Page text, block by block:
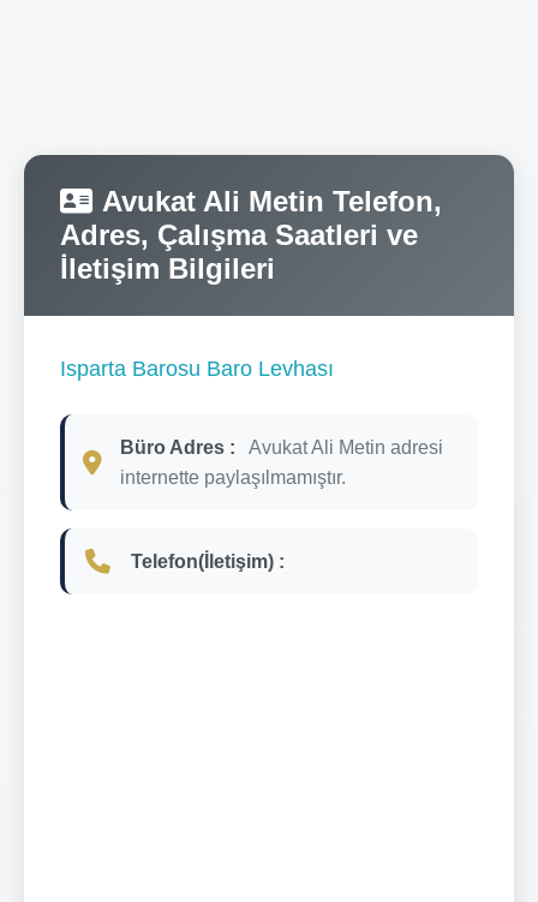
Avukat Ali Metin Telefon,
Adres, Çalışma Saatleri ve
İletişim Bilgileri
Isparta Barosu Baro Levhası
Büro Adres :
Avukat Ali Metin adresi
internette paylaşılmamıştır.
Telefon(İletişim) :